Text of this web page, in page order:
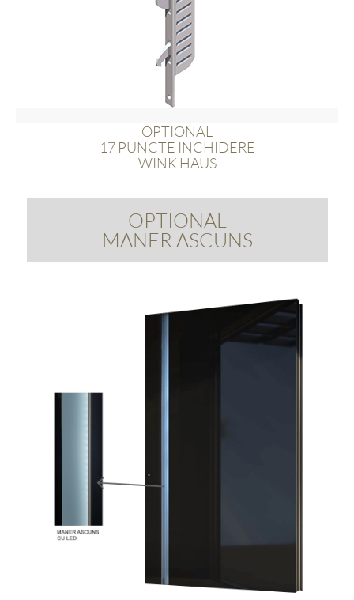
OPTIONAL
17 PUNCTE INCHIDERE
WINK HAUS
OPTIONAL
MANER ASCUNS